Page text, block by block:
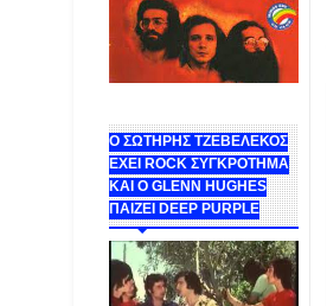
Ο ΣΩΤΗΡΗΣ ΤΖΕΒΕΛΕΚΟΣ
ΕΧΕΙ ROCK ΣΥΓΚΡΟΤΗΜΑ
ΚΑΙ Ο GLENN HUGHES
ΠΑΙΖΕΙ DEEP PURPLE